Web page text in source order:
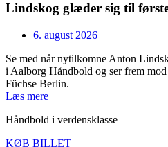
Lindskog glæder sig til
6. august 2026
Se med når nytilkomne Anton
i Aalborg Håndbold og ser frem mod
Füchse Berlin.
Læs mere
Håndbold i verdensklasse
KØB BILLET